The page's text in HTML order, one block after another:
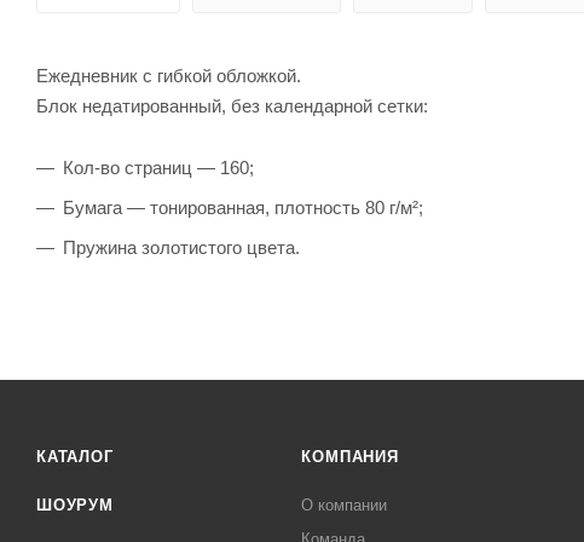
Ежедневник с гибкой обложкой.
Блок недатированный, без календарной сетки:
Кол-во страниц — 160;
Бумага — тонированная, плотность 80 г/м²;
Пружина золотистого цвета.
КАТАЛОГ
ШОУРУМ
КОМПАНИЯ
О компании